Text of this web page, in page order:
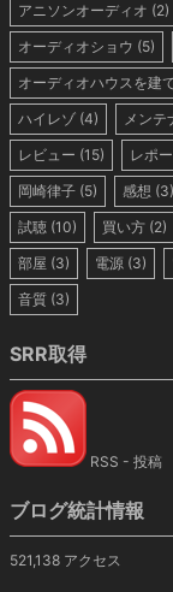
アニソンオーディオ (2)
オーディオショウ (5)
オーディオハウスを建
ハイレゾ (4) メンテ
レビュー (15) レポ
岡崎律子 (5) 感想 (3)
試聴 (10) 買い方 (2)
部屋 (3) 電源 (3)
音質 (3)
SRR取得
RSS - 投稿
ブログ統計情報
521,138 アクセス